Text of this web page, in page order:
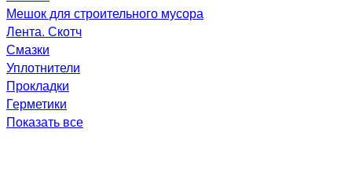
Мешок для строительного мусора
Лента. Скотч
Смазки
Уплотнители
Прокладки
Герметики
Показать все